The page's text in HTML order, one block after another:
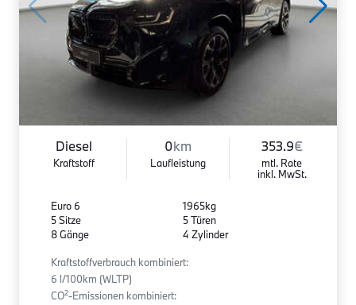
Diesel
Kraftstoff
0km
Laufleistung
353.9€
mtl. Rate
inkl. MwSt.
Euro 6
5 Sitze
8 Gänge
1965kg
5 Türen
4 Zylinder
Kraftstoffverbrauch kombiniert:
6 l/100km (WLTP)
CO2-Emissionen kombiniert: